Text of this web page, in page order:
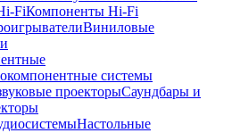
FiКомпоненты Hi-Fi
Виниловые
системы
проекторыСаундбары и
Настольные